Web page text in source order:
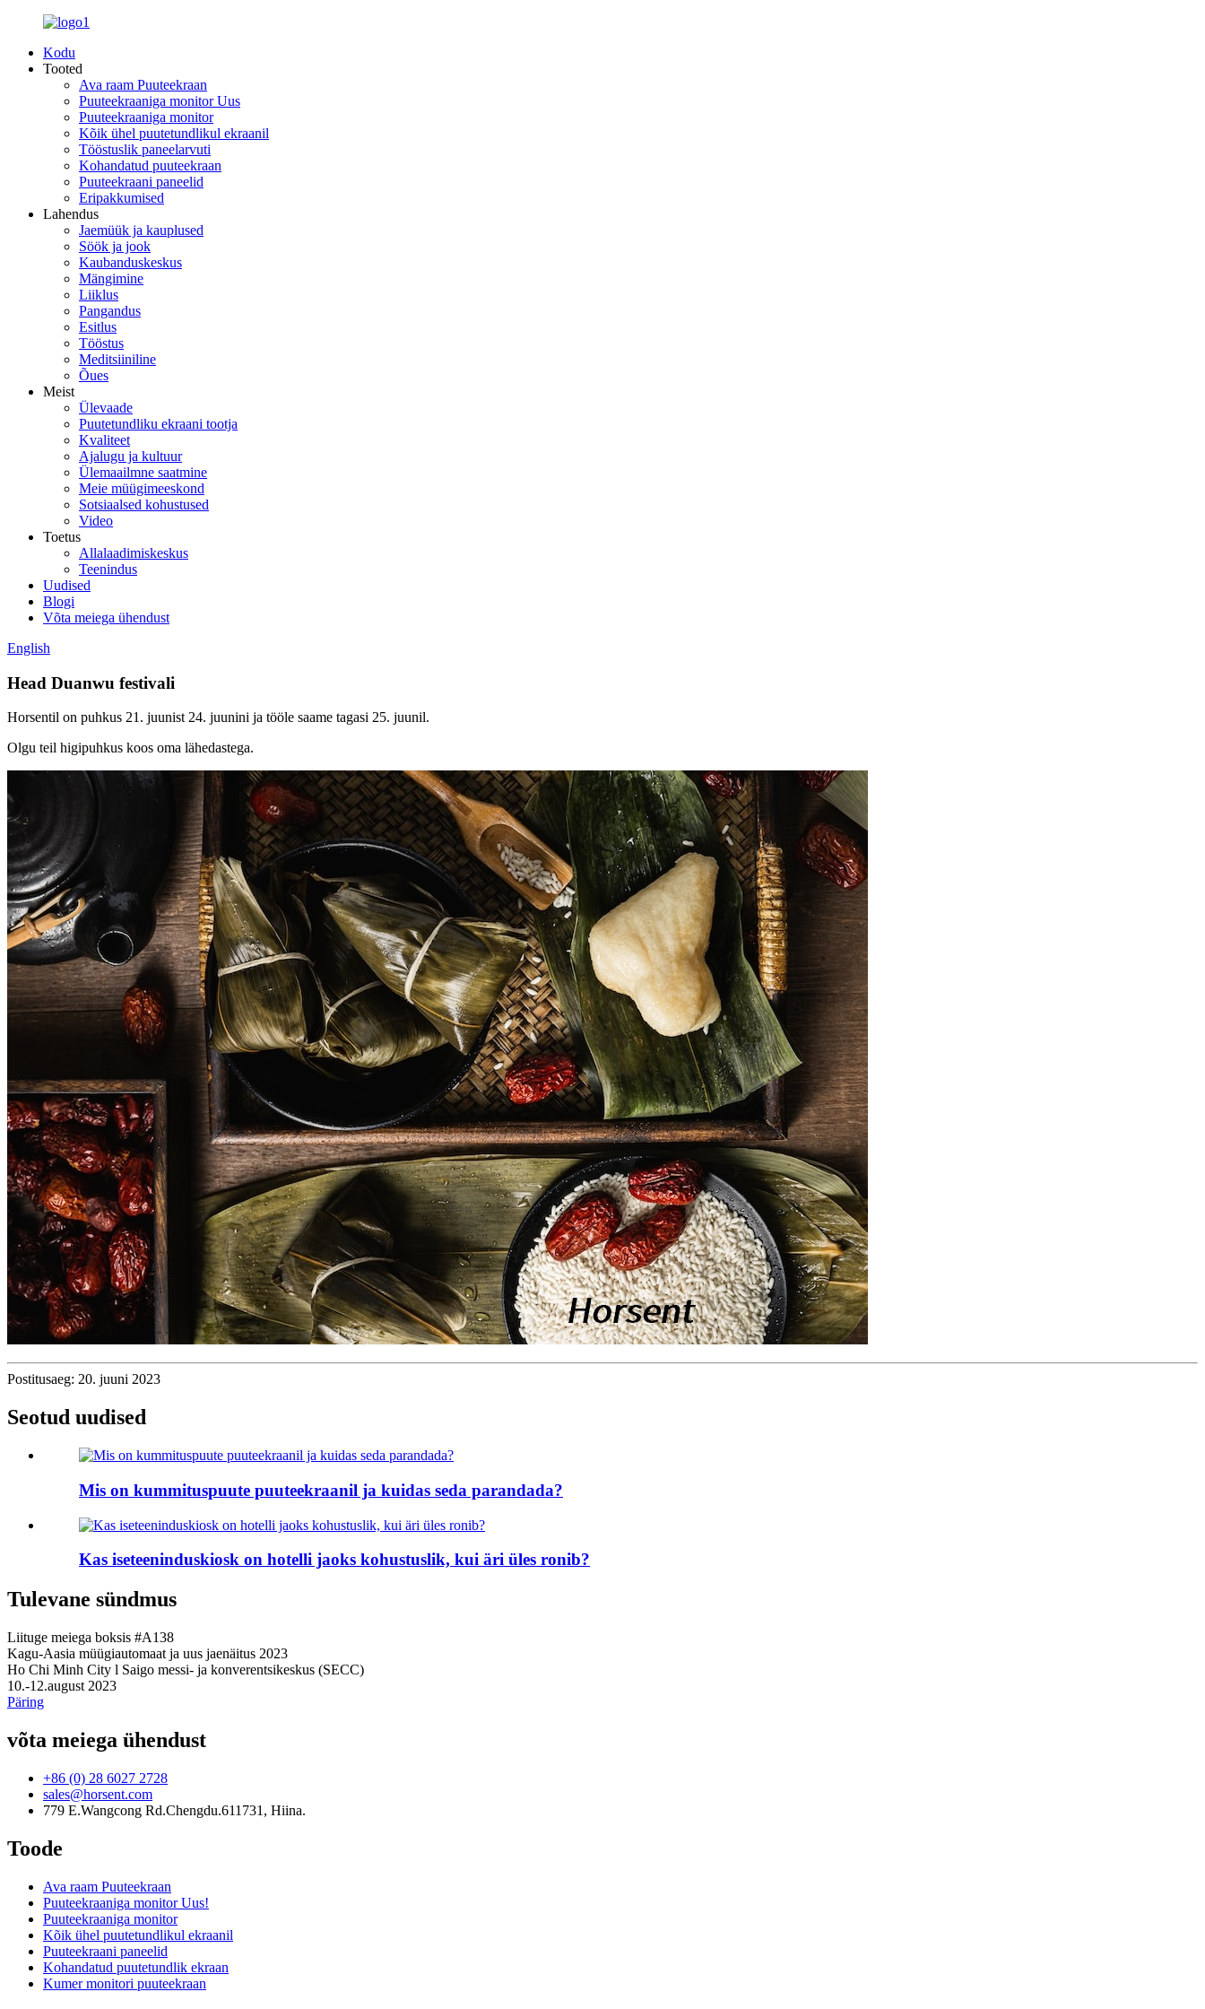
Kodu
Tooted
Ava raam Puuteekraan
Puuteekraaniga monitor Uus
Puuteekraaniga monitor
Kõik ühel puutetundlikul ekraanil
Tööstuslik paneelarvuti
Kohandatud puuteekraan
Puuteekraani paneelid
Eripakkumised
Lahendus
Jaemüük ja kauplused
Söök ja jook
Kaubanduskeskus
Mängimine
Liiklus
Pangandus
Esitlus
Tööstus
Meditsiiniline
Õues
Meist
Ülevaade
Puutetundliku ekraani tootja
Kvaliteet
Ajalugu ja kultuur
Ülemaailmne saatmine
Meie müügimeeskond
Sotsiaalsed kohustused
Video
Toetus
Allalaadimiskeskus
Teenindus
Uudised
Blogi
Võta meiega ühendust
English
Head Duanwu festivali
Horsentil on puhkus 21. juunist 24. juunini ja tööle saame tagasi 25. juunil.
Olgu teil higipuhkus koos oma lähedastega.
Postitusaeg: 20. juuni 2023
Seotud uudised
Mis on kummituspuute puuteekraanil ja kuidas seda parandada?
Kas iseteeninduskiosk on hotelli jaoks kohustuslik, kui äri üles ronib?
Tulevane sündmus
Liituge meiega boksis #A138
Kagu-Aasia müügiautomaat ja uus jaenäitus 2023
Ho Chi Minh City l Saigo messi- ja konverentsikeskus (SECC)
10.-12.august 2023
Päring
võta meiega ühendust
+86 (0) 28 6027 2728
sales@horsent.com
779 E.Wangcong Rd.Chengdu.611731, Hiina.
Toode
Ava raam Puuteekraan
Puuteekraaniga monitor Uus!
Puuteekraaniga monitor
Kõik ühel puutetundlikul ekraanil
Puuteekraani paneelid
Kohandatud puutetundlik ekraan
Kumer monitori puuteekraan